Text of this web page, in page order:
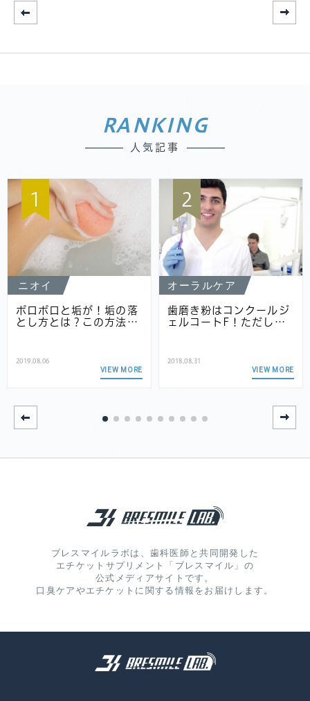
RANKING
人気記事
1
ニオイ
ポロポロと垢が！垢の落
とし方とは？この方法…
2019.08.06
VIEW MORE
2
オーラルケア
歯磨き粉はコンクールジ
ェルコートF！ただし…
2018.08.31
VIEW MORE
ブレスマイルラボは、歯科医師と共同開発した
エチケットサプリメント「ブレスマイル」の
公式メディアサイトです。
口臭ケアやエチケットに関する情報をお届けします。